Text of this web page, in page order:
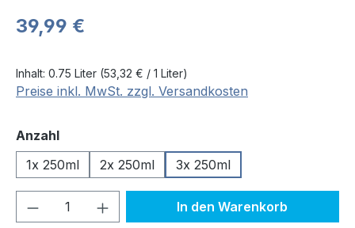
Regulärer Preis:
39,99 €
Inhalt: 0.75 Liter (53,32 € / 1 Liter)
Preise inkl. MwSt. zzgl. Versandkosten
Anzahlauswählen
1x 250ml
2x 250ml 3x 250ml
Produkt Anzahl: Gib denIn den Warenkorb